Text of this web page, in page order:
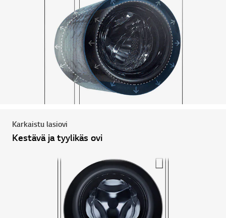
Karkaistu lasiovi
Kestävä ja tyylikäs ovi